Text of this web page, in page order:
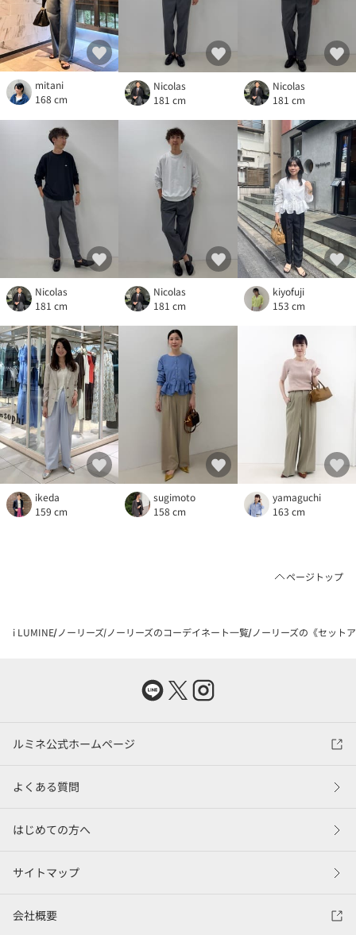
mitani
168 cm
Nicolas
181 cm
Nicolas
181 cm
Nicolas
181 cm
Nicolas
181 cm
kiyofuji
153 cm
ikeda
159 cm
sugimoto
158 cm
yamaguchi
163 cm
ページトップ
i LUMINE ノーリーズ ノーリーズのコーデイネート一覧 ノーリーズの《セット
ルミネ公式ホームページ
よくある質問
はじめての方へ
サイトマップ
会社概要